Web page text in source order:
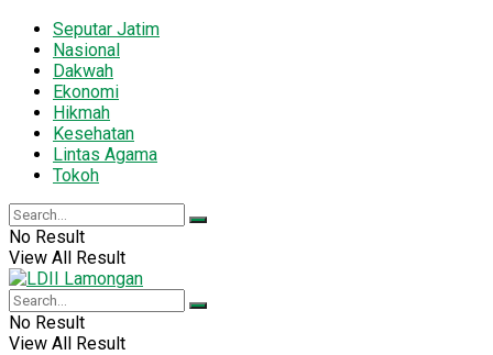
Seputar Jatim
Nasional
Dakwah
Ekonomi
Hikmah
Kesehatan
Lintas Agama
Tokoh
No Result
View All Result
No Result
View All Result